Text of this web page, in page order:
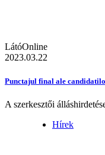
LátóOnline
2023.03.22
Punctajul final ale
A szerkesztői
Hírek